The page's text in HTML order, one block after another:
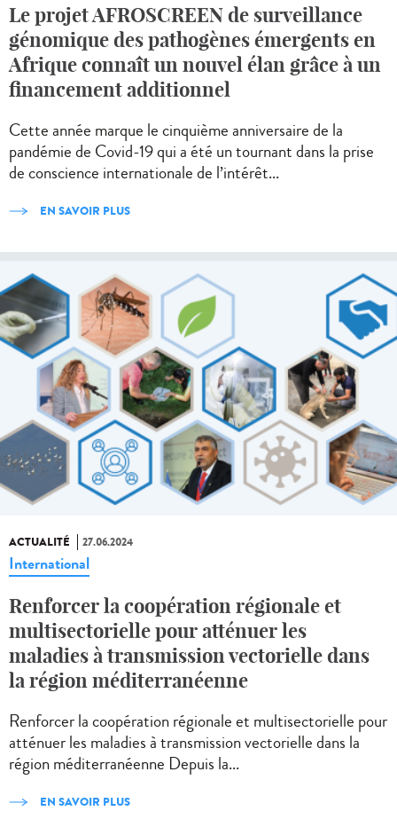
Le projet AFROSCREEN de surveillance
génomique des pathogènes émergents en
Afrique connaît un nouvel élan grâce à un
financement additionnel
Cette année marque le cinquième anniversaire de la
pandémie de Covid-19 qui a été un tournant dans la prise
de conscience internationale de l’intérêt...
EN SAVOIR PLUS
ACTUALITÉ 27.06.2024
International
Renforcer la coopération régionale et
multisectorielle pour atténuer les
maladies à transmission vectorielle dans
la région méditerranéenne
Renforcer la coopération régionale et multisectorielle pour
atténuer les maladies à transmission vectorielle dans la
région méditerranéenne Depuis la...
EN SAVOIR PLUS